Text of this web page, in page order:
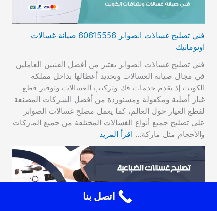
فني تصليح غسالات الصوابر 60615556 صيانة غسالات
اوتوماتيك
فني تصليح غسالات الصوابر يعتبر من أفضل الفنيين العاملين
في مجال صيانة الغسالات وتحديد أعطالها بداخل مملكة
الكويت إذ يقدم خدمات فك وتركيب الغسالات وتوفير قطع
غيار أصلية ومكفولة ومستوردة من أفضل الشركات المصنعة
لقطع الغيار حول العالم، كما يعمل مصلح غسالات الصوابر
على تصليح جميع أنواع الغسالات المختلفة من جميع الماركات
والأحجام مثل ماركة… اقرأ المزيد
اتصل بنا